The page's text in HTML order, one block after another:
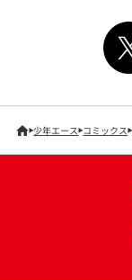
少年エース コミックス